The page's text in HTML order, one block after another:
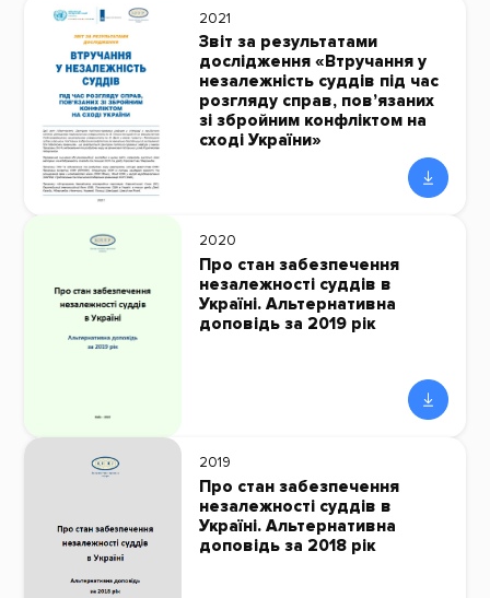
2021
Звіт за результатами
дослідження «Втручання у
незалежність суддів під час
розгляду справ, пов’язаних
зі збройним конфліктом на
сході України»
2020
Про стан забезпечення
незалежності суддів в
Україні. Альтернативна
доповідь за 2019 рік
2019
Про стан забезпечення
незалежності суддів в
Україні. Альтернативна
доповідь за 2018 рік